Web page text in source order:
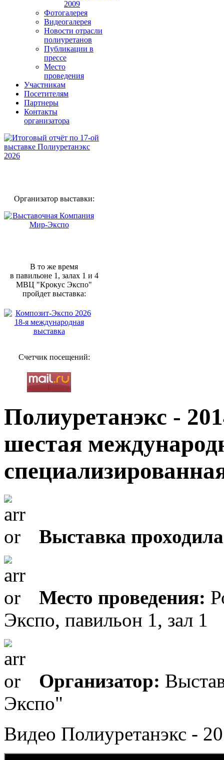
2009
Фотогалерея
Видеогалерея
Новости отрасли
полиуретанов
Публикации в
прессе
Место
проведения
Участникам
Посетителям
Партнеры
Контакты
организатора
Организатор выставки:
В то же время
в павильоне 1, залах 1 и 4
МВЦ "Крокус Экспо"
пройдет выставка:
Счетчик посещений:
Полиуретанэкс -
шестая
Выставка
Место проведения:
Экспо, павильон 1, зал 1
Организатор:
Экспо"
Видео Полиуретанэкс -